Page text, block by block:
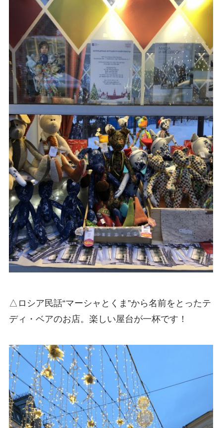
△ロシア民話“マーシャとくま”から名前をとったテ
ディ・ベアのお店。楽しい屋台が一杯です！